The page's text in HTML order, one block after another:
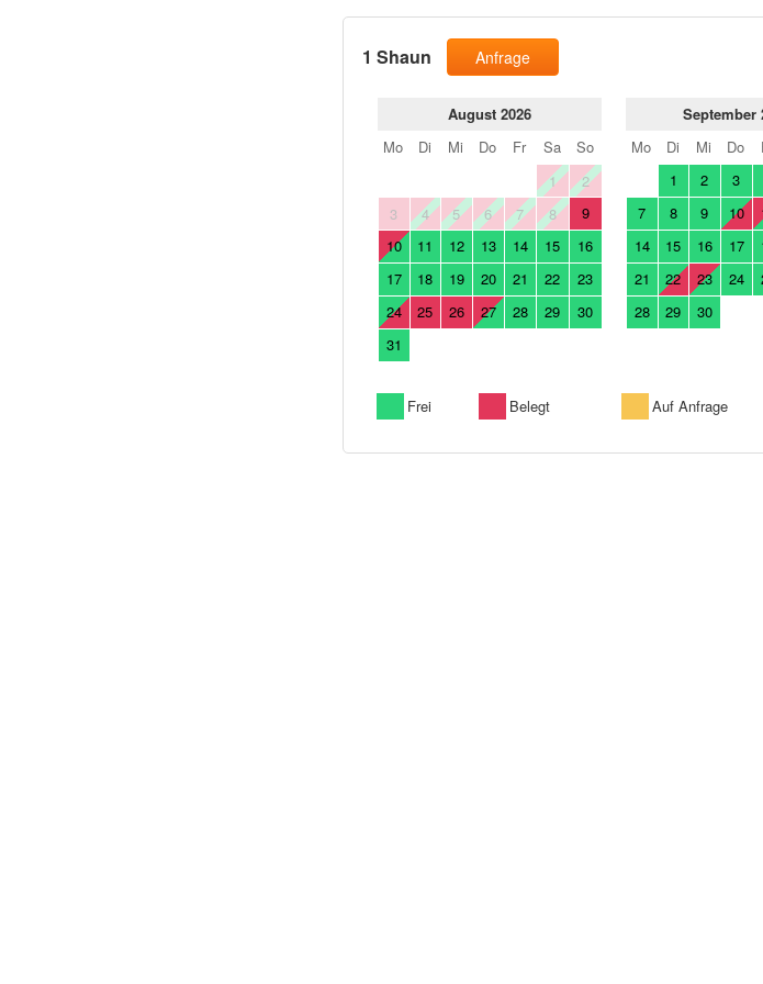
1 Shaun Anfrage
August 2026
Mo
Di Mi Do Fr Sa
So
1
2
3
4 5 6 7 8
9
10
11 12 13 14 15
16
17
18 19 20 21 22
23
24
25 26 27 28 29
30
31
September
Mo
Di Mi Do
1
2 3
7
8 9 10
14
15 16 17
21
22 23 24
28
29 30
Frei Belegt Auf Anfrage